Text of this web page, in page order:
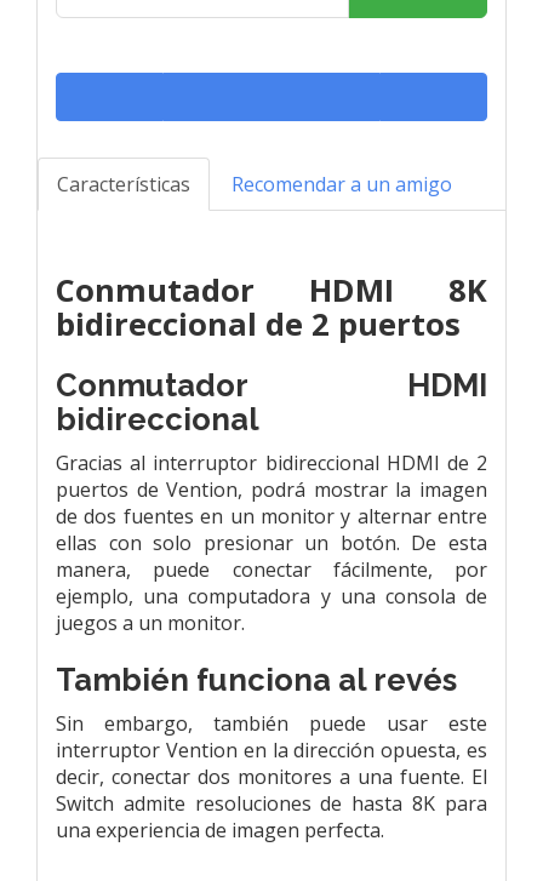
Características Recomendar a un amigo
Conmutador HDMI 8K
bidireccional de 2 puertos
Conmutador HDMI
bidireccional
Gracias al interruptor bidireccional HDMI de 2
puertos de Vention, podrá mostrar la imagen
de dos fuentes en un monitor y alternar entre
ellas con solo presionar un botón. De esta
manera, puede conectar fácilmente, por
ejemplo, una computadora y una consola de
juegos a un monitor.
También funciona al revés
Sin embargo, también puede usar este
interruptor Vention en la dirección opuesta, es
decir, conectar dos monitores a una fuente. El
Switch admite resoluciones de hasta 8K para
una experiencia de imagen perfecta.